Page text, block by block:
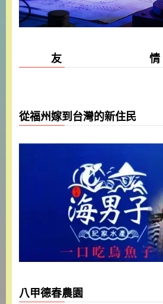
友 情
從福州嫁到台灣的新住民
八甲德春農園